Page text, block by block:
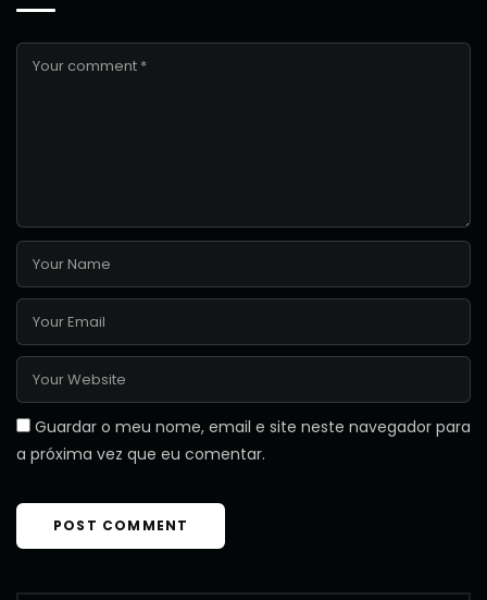
Guardar o meu nome, email e site neste navegador para
a próxima vez que eu comentar.